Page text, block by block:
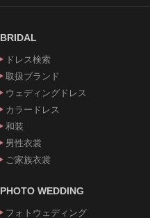
BRIDAL
ドレス検索
取扱ブランド
ウェディングドレス
カラードレス
和装
男性衣裳
ご家族衣裳
PHOTO WEDDING
フォトウェディング